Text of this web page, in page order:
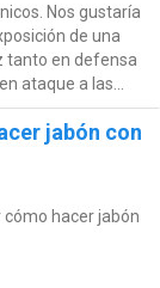
Nos gustaría
de una
tanto en defensa
ataque a las...
jabón con
hacer jabón